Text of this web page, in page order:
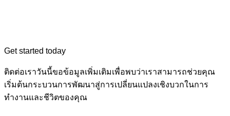
Get started today
ติดต่อเราวันนี้ขอข้อมูลเพิ่มเติมเพื่อพบว่าเราสามารถช่วยคุณ
เริ่มต้นกระบวนการพัฒนาสู่การเปลี่ยนแปลงเชิงบวกในการ
ทำงานและชีวิตของคุณ